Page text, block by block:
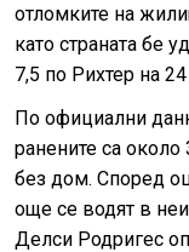
отломките на
като страната бе
7,5 по Рихтер на
По официални
ранените са
без дом. Според
още се водят в
Делси Родригес